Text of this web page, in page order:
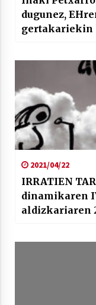
dugunez,
gertakariekin
2021/04/22
IRRATIEN
dinamikaren
aldizkariaren